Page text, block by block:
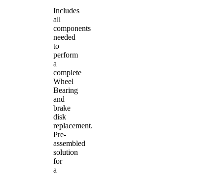
Includes
all
components
needed
to
perform
a
complete
Wheel
Bearing
and
brake
disk
replacement.
Pre-
assembled
solution
for
a